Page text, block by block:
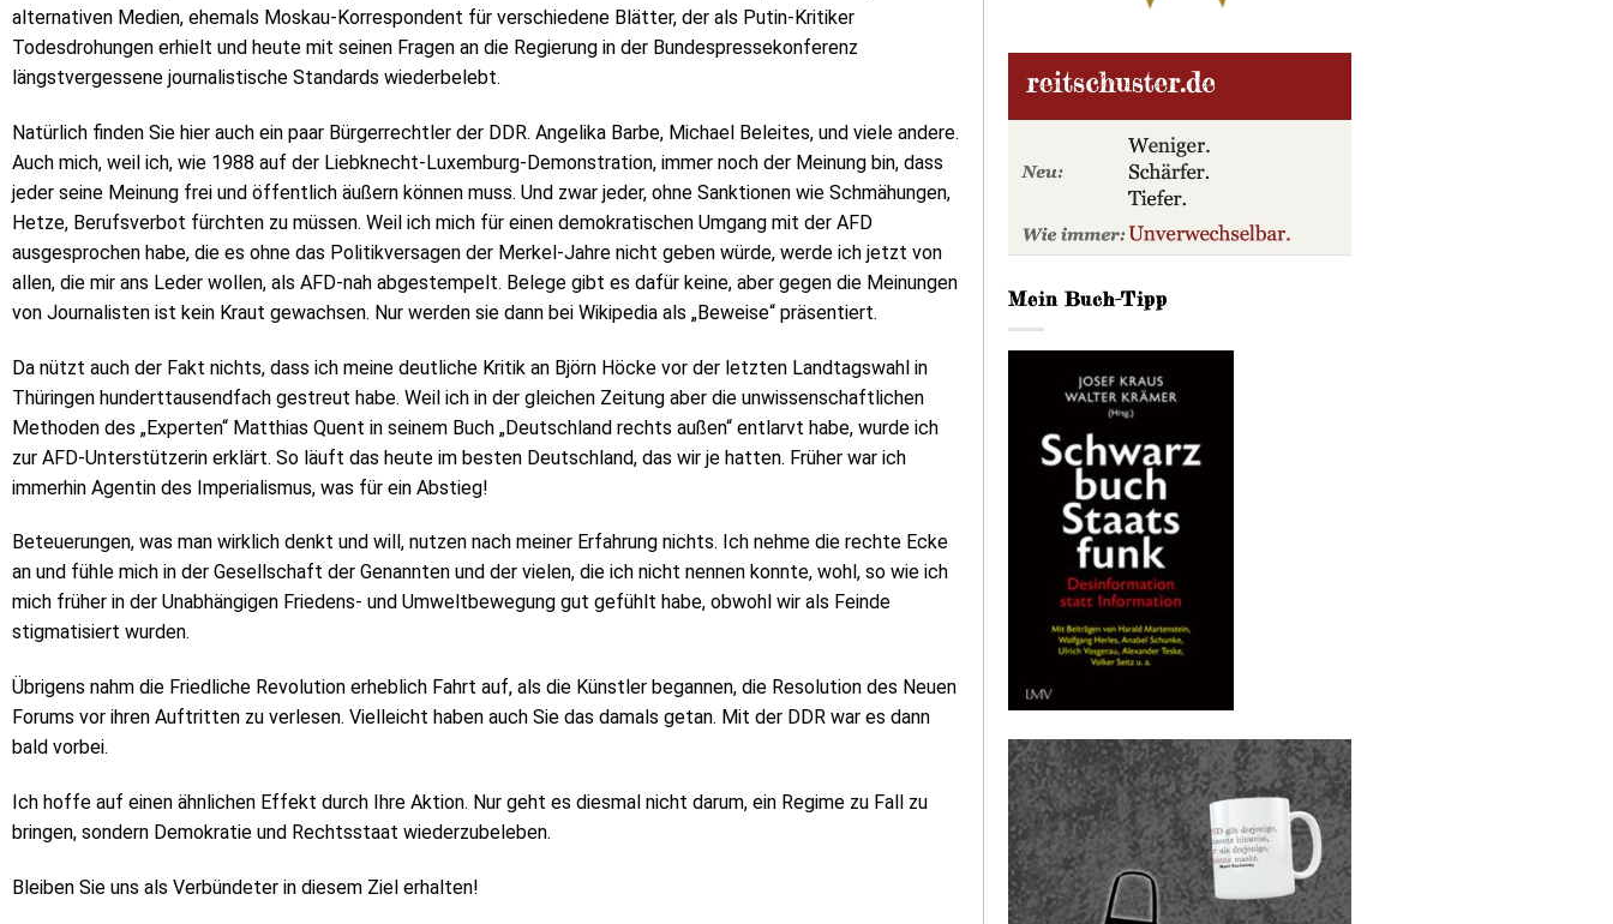
alternativen Medien, ehemals Moskau-Korrespondent für verschiedene Blätter, der als Putin-Kritiker
Todesdrohungen erhielt und heute mit seinen Fragen an die Regierung in der Bundespressekonferenz
längstvergessene journalistische Standards wiederbelebt.
Natürlich finden Sie hier auch ein paar Bürgerrechtler der DDR. Angelika Barbe, Michael Beleites, und viele andere.
Auch mich, weil ich, wie 1988 auf der Liebknecht-Luxemburg-Demonstration, immer noch der Meinung bin, dass
jeder seine Meinung frei und öffentlich äußern können muss. Und zwar jeder, ohne Sanktionen wie Schmähungen,
Hetze, Berufsverbot fürchten zu müssen. Weil ich mich für einen demokratischen Umgang mit der AFD
ausgesprochen habe, die es ohne das Politikversagen der Merkel-Jahre nicht geben würde, werde ich jetzt von
allen, die mir ans Leder wollen, als AFD-nah abgestempelt. Belege gibt es dafür keine, aber gegen die Meinungen
von Journalisten ist kein Kraut gewachsen. Nur werden sie dann bei Wikipedia als „Beweise“ präsentiert.
Da nützt auch der Fakt nichts, dass ich meine deutliche Kritik an Björn Höcke vor der letzten Landtagswahl in
Thüringen hunderttausendfach gestreut habe. Weil ich in der gleichen Zeitung aber die unwissenschaftlichen
Methoden des „Experten“ Matthias Quent in seinem Buch „Deutschland rechts außen“ entlarvt habe, wurde ich
zur AFD-Unterstützerin erklärt. So läuft das heute im besten Deutschland, das wir je hatten. Früher war ich
immerhin Agentin des Imperialismus, was für ein Abstieg!
Beteuerungen, was man wirklich denkt und will, nutzen nach meiner Erfahrung nichts. Ich nehme die rechte Ecke
an und fühle mich in der Gesellschaft der Genannten und der vielen, die ich nicht nennen konnte, wohl, so wie ich
mich früher in der Unabhängigen Friedens- und Umweltbewegung gut gefühlt habe, obwohl wir als Feinde
stigmatisiert wurden.
Übrigens nahm die Friedliche Revolution erheblich Fahrt auf, als die Künstler begannen, die Resolution des Neuen
Forums vor ihren Auftritten zu verlesen. Vielleicht haben auch Sie das damals getan. Mit der DDR war es dann
bald vorbei.
Ich hoffe auf einen ähnlichen Effekt durch Ihre Aktion. Nur geht es diesmal nicht darum, ein Regime zu Fall zu
bringen, sondern Demokratie und Rechtsstaat wiederzubeleben.
Bleiben Sie uns als Verbündeter in diesem Ziel erhalten!
Mein Buch-Tipp